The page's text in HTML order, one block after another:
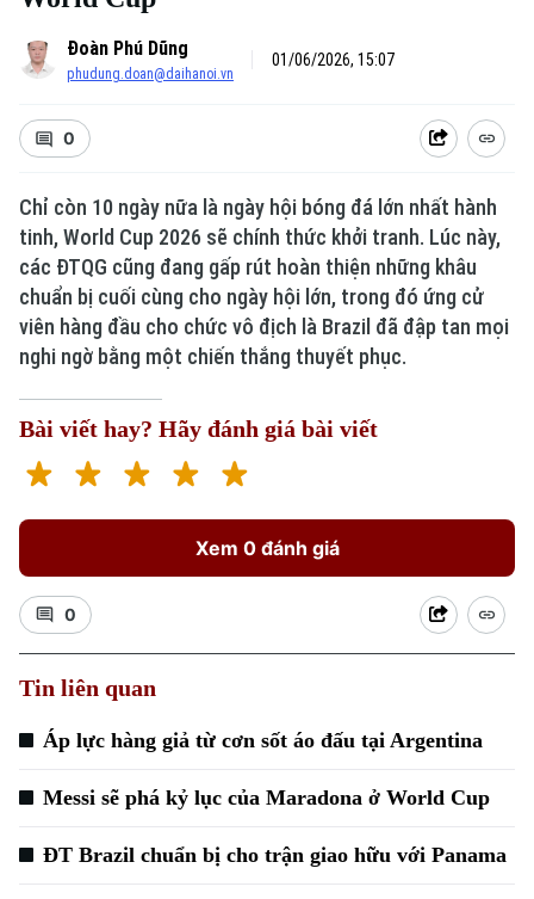
Đoàn Phú Dũng
phudung.doan@daihanoi.vn
01/06/2026, 15:07
0
Chỉ còn 10 ngày nữa là ngày hội bóng đá lớn nhất hành
tinh, World Cup 2026 sẽ chính thức khởi tranh. Lúc này,
các ĐTQG cũng đang gấp rút hoàn thiện những khâu
chuẩn bị cuối cùng cho ngày hội lớn, trong đó ứng cử
viên hàng đầu cho chức vô địch là Brazil đã đập tan mọi
nghi ngờ bằng một chiến thắng thuyết phục.
Bài viết hay? Hãy đánh giá bài viết
Xem 0 đánh giá
0
Tin liên quan
Áp lực hàng giả từ cơn sốt áo đấu tại Argentina
Messi sẽ phá kỷ lục của Maradona ở World Cup
ĐT Brazil chuẩn bị cho trận giao hữu với Panama